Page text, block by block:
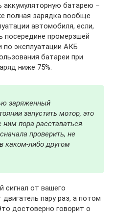
аккумуляторную батарею –
полная зарядка вообще
автомобиля, если,
посередине промерзшей
по эксплуатации АКБ
батареи при
ниже 75%.
заряженный
запустить мотор, это
пора расставаться.
проверить, не
каком-либо другом
от вашего
пару раз, а потом
достоверно говорит о